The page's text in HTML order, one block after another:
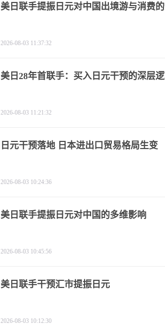
美日联手提振日元对中国出境游与消费
2026-08-03 11:37:32
美日28年首联手：买入日元干预的深层
2026-08-03 11:21:32
日元干预落地 日本进出口贸易格局生变
2026-08-03 10:24:36
美日联手提振日元对中国的多维影响
2026-08-03 10:45:56
美日联手干预汇市提振日元
2026-08-03 10:12:30